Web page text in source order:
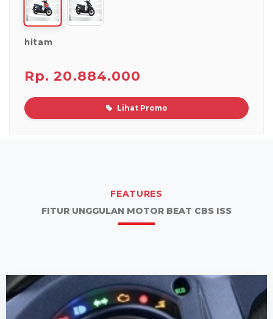
hitam
Rp. 20.884.000
Lihat Promo
FEATURES
FITUR UNGGULAN MOTOR BEAT CBS ISS